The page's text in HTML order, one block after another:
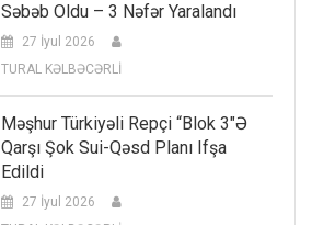
Səbəb Oldu – 3 Nəfər Yaralandı
27 İyul 2026
TURAL KƏLBƏCƏRLİ
Məşhur Türkiyəli Repçi “Blok 3″ə
Qarşı Şok Sui-Qəsd Planı Ifşa
Edildi
27 İyul 2026